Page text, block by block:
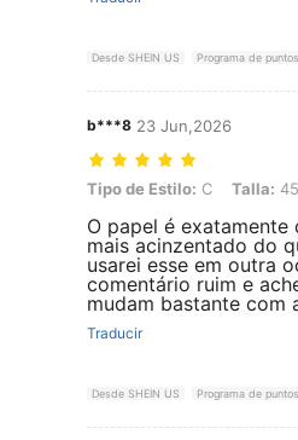
Desde SHEIN US Programa de puntos
b***8 23 Jun,2026
Tipo de Estilo: C, Talla: 45*500
Tipo de Estilo: C Talla:
O papel é
mais acinzentado do
usarei esse em outra
comentário ruim e
mudam bastante com
Traducir
Desde SHEIN US Programa de puntos